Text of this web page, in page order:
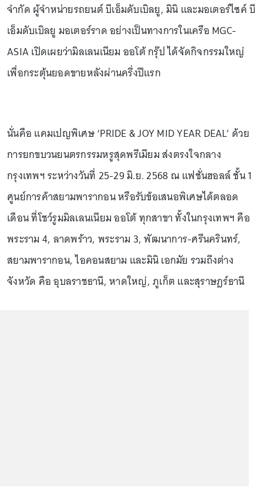
จำกัด ผู้จำหน่ายรถยนต์ บีเอ็มดับเบิลยู, มินิ และมอเตอร์ไซค์ บี
เอ็มดับเบิลยู มอเตอร์ราด อย่างเป็นทางการในเครือ MGC-
ASIA เปิดเผยว่ามิลเลนเนียม ออโต้ กรุ๊ป ได้จัดกิจกรรมใหญ่
เพื่อกระตุ้นยอดขายหลังผ่านครึ่งปีแรก
นั่นคือ แคมเปญพิเศษ ‘PRIDE & JOY MID YEAR DEAL’ ด้วย
การยกขบวนยนตรกรรมหรูสุดพรีเมียม ส่งตรงใจกลาง
กรุงเทพฯ ระหว่างวันที่ 25-29 มิ.ย. 2568 ณ แฟชั่นฮอลล์ ชั้น 1
ศูนย์การค้าสยามพารากอน หรือรับข้อเสนอพิเศษได้ตลอด
เดือน ที่โชว์รูมมิลเลนเนียม ออโต้ ทุกสาขา ทั้งในกรุงเทพฯ คือ
พระราม 4, ลาดพร้าว, พระราม 3, พัฒนาการ-ศรีนครินทร์,
สยามพารากอน, ไอคอนสยาม และมินิ เอกมัย รวมถึงต่าง
จังหวัด คือ อุบลราชธานี, หาดใหญ่, ภูเก็ต และสุราษฎร์ธานี